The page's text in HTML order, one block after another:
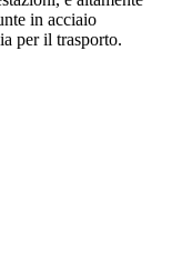
in acciaio
per il trasporto.